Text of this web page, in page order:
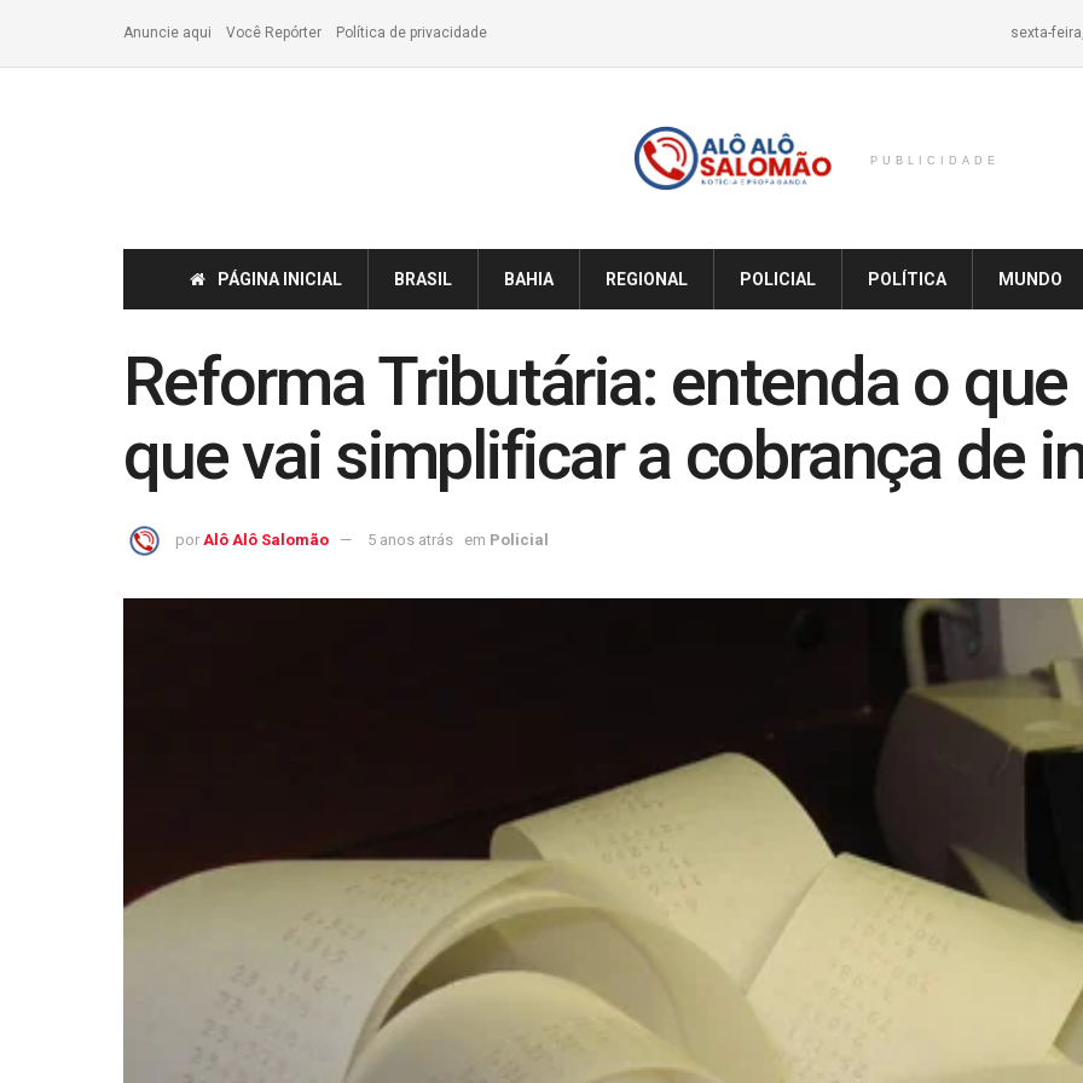
Anuncie aqui Você Repórter Política de privacidade sexta-
PUBLICIDADE
PÁGINA INICIAL BRASIL BAHIA REGIONAL POLICIAL POLÍTICA MUNDO
Reforma Tributária: entenda o que
que vai simplificar a cobrança de
por Alô Alô Salomão 5 anos atrás em Policial